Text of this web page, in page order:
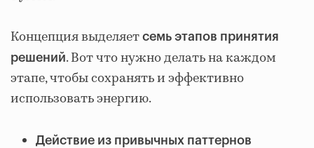
Концепция выделяет семь этапов принятия
решений. Вот что нужно делать на каждом
этапе, чтобы сохранять и эффективно
использовать энергию.
Действие из привычных паттернов